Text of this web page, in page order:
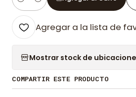
Cantidad
Agregar a la lista de
Mostrar stock de
COMPARTIR ESTE PRODUCTO